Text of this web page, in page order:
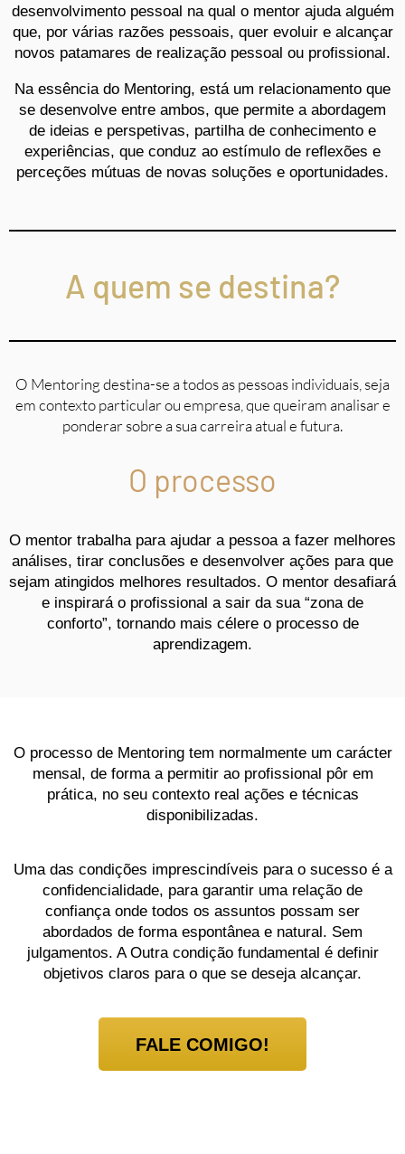
desenvolvimento pessoal na qual o mentor ajuda alguém
que, por várias razões pessoais, quer evoluir e alcançar
novos patamares de realização pessoal ou profissional.
​Na essência do Mentoring, está um relacionamento que
se desenvolve entre ambos, que permite a abordagem
de ideias e perspetivas, partilha de conhecimento e
experiências, que conduz ao estímulo de reflexões e
perceções mútuas de novas soluções e oportunidades.
A quem se destina?
O Mentoring destina-se a todos as pessoas individuais, seja
em contexto particular ou empresa, que queiram analisar e
ponderar sobre a sua carreira atual e futura.
O processo
O mentor trabalha para ajudar a pessoa a fazer melhores
análises, tirar conclusões e desenvolver ações para que
sejam atingidos melhores resultados. O mentor desafiará
e inspirará o profissional a sair da sua “zona de
conforto”, tornando mais célere o processo de
aprendizagem.
O processo de Mentoring tem normalmente um carácter
mensal, de forma a permitir ao profissional pôr em
prática, no seu contexto real ações e técnicas
disponibilizadas.
Uma das condições imprescindíveis para o sucesso é a
confidencialidade, para garantir uma relação de
confiança onde todos os assuntos possam ser
abordados de forma espontânea e natural. Sem
julgamentos. A Outra condição fundamental é definir
objetivos claros para o que se deseja alcançar.
FALE COMIGO!